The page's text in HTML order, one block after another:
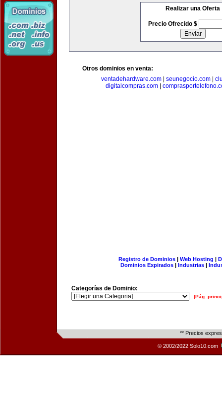
Realizar una Oferta
Precio Ofrecido $
Otros dominios en venta:
ventadehardware.com| seunegocio.com|
digitalcompras.com
Registro de Dominios| Web Hosting |
Dominios Expirados | Industrias |
Categorías de Dominio:
[Pág.
** Precios
© 2002/2022 Solo10.com